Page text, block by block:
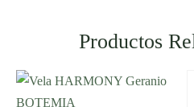
Productos